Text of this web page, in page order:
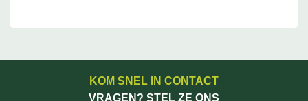
KOM SNEL IN CONTACT
VRAGEN? STEL ZE ONS